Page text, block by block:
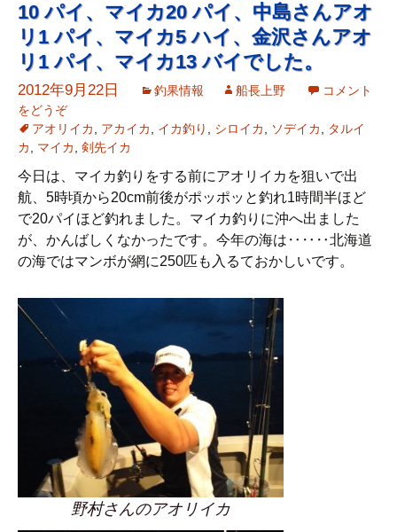
10 パイ、マイカ20 パイ、中島さんアオ
リ1 パイ、マイカ5 ハイ、金沢さんアオ
リ1 パイ、マイカ13 バイでした。
2012年9月22日 釣果情報 船長上野
コメント
をどうぞ
アオリイカ
アカイカ イカ釣り シロイカ ソデイカ
タルイ
カ
マイカ 剣先イカ
今日は、マイカ釣りをする前にアオリイカを狙いで出
航、5時頃から20cm前後がポッポッと釣れ1時間半ほど
で20パイほど釣れました。マイカ釣りに沖へ出ました
が、かんばしくなかったです。今年の海は‥‥‥北海道
の海ではマンボが網に250匹も入るておかしいです。
野村さんのアオリイカ